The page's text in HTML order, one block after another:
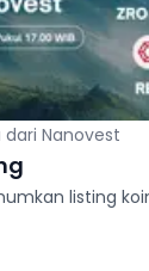
dari Nanovest
listing